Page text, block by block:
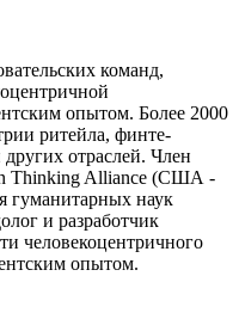
команд,
опытом. Более 2000
ритейла, финте-
отраслей. Член
Thinking Alliance (США -
гуманитарных наук
и разработчик
человекоцентричного
опытом.